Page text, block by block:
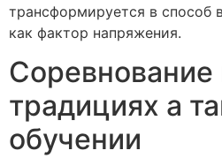
трансформируется в способ
как фактор напряжения.
Соревнование
традициях а
обучении